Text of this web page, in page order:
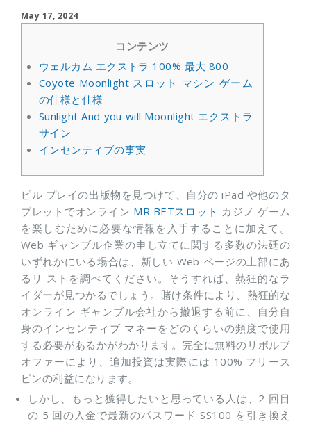
May 17, 2024
コンテンツ
ウェルカム エクストラ 100% 最大 800
Coyote Moonlight スロット マシン ゲーム
の仕様と仕様
Sunlight And you will Moonlight エクストラ
サイン
インセンティブの事実
ピル プレイの出版物を見つけて、自分の iPad や他のタ
ブレットでオンライン MR BETスロット カジノ ゲーム
を楽しむために必要な情報を入手することに加えて。
Web ギャンブル企業の申し立てに関する多数の法廷の
いずれかにいる場合は、新しい Web ページの上部にあ
るリ ストを調べてください。そうすれば、熱狂的なラ
イダーが見つかるでしょう。賭け条件により、熱狂的な
オンライン ギャンブル会社から撤退する前に、自分自
身のインセンティブ マネーをどのくらいの頻度で使用
する必要があるかがわかります。完全に無料のリボルブ
オファーにより、追加投資は実際には 100% フリース
ピンの利益になります。
しかし、もっと獲得したいと思っている人は、2 回目
の 5 回の入金で最新のパスワード SS100 を引き換え